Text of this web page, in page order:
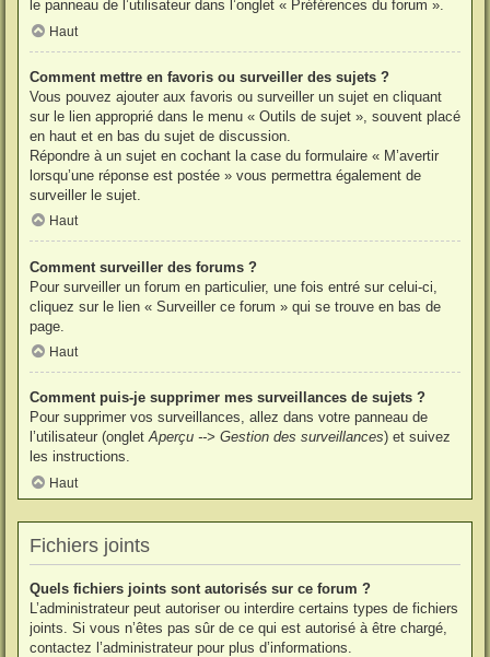
le panneau de l’utilisateur dans l’onglet « Préférences du forum ».
Haut
Comment mettre en favoris ou surveiller des sujets ?
Vous pouvez ajouter aux favoris ou surveiller un sujet en cliquant
sur le lien approprié dans le menu « Outils de sujet », souvent placé
en haut et en bas du sujet de discussion.
Répondre à un sujet en cochant la case du formulaire « M’avertir
lorsqu’une réponse est postée » vous permettra également de
surveiller le sujet.
Haut
Comment surveiller des forums ?
Pour surveiller un forum en particulier, une fois entré sur celui-ci,
cliquez sur le lien « Surveiller ce forum » qui se trouve en bas de
page.
Haut
Comment puis-je supprimer mes surveillances de sujets ?
Pour supprimer vos surveillances, allez dans votre panneau de
l’utilisateur (ongletAperçu --> Gestion des surveillances) et suivez
les instructions.
Haut
Fichiers joints
Quels fichiers joints sont autorisés sur ce forum ?
L’administrateur peut autoriser ou interdire certains types de fichiers
joints. Si vous n’êtes pas sûr de ce qui est autorisé à être chargé,
contactez l’administrateur pour plus d’informations.